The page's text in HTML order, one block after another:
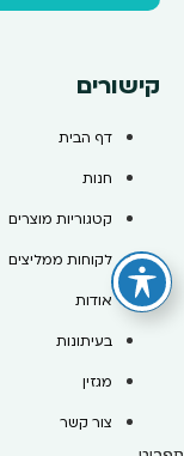
קישורים
דף הבית
חנות
קטגוריות מוצרים
לקוחות ממליצים
אודות
בעיתונות
מגזין
צור קשר